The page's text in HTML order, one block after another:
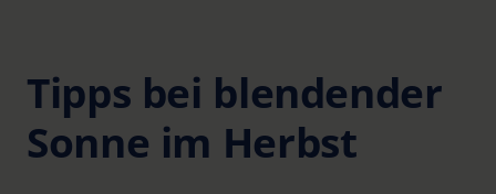
Tipps bei blendender
Sonne im Herbst